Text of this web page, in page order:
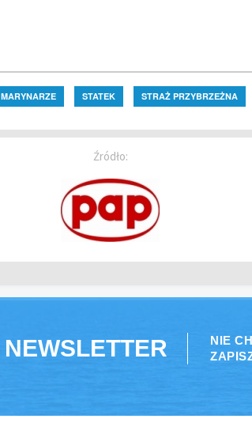
MARYNARZE STATEK STRAŻ PRZYBRZEŻNA
Źródło:
NEWSLETTER
NIE